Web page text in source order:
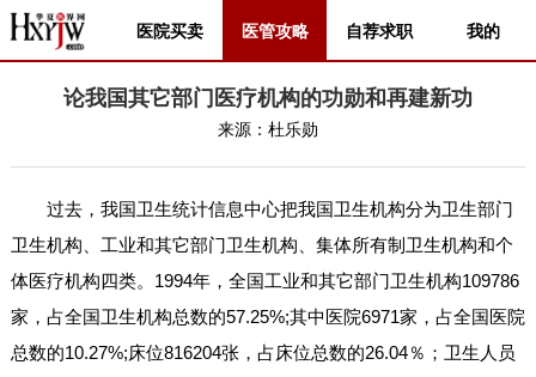
医院买卖 医管攻略 自荐求职 我的
论我国其它部门医疗机构的功勋和再建新功
来源： 杜乐勋
过去，我国卫生统计信息中心把我国卫生机构分为卫生部门
卫生机构、工业和其它部门卫生机构、集体所有制卫生机构和个
体医疗机构四类。1994年，全国工业和其它部门卫生机构109786
家，占全国卫生机构总数的57.25%;其中医院6971家，占全国医院
总数的10.27%;床位816204张，占床位总数的26.04％；卫生人员